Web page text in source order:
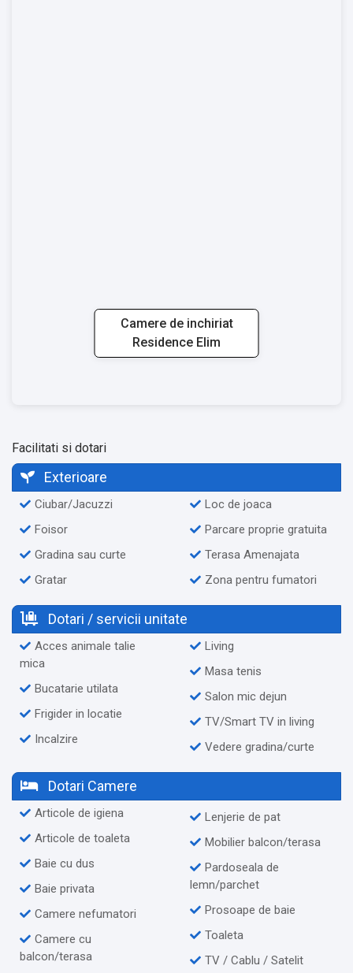
Camere de inchiriat
Residence Elim
Facilitati si dotari
Exterioare
Ciubar/Jacuzzi
Foisor
Gradina sau curte
Gratar
Loc de joaca
Parcare proprie gratuita
Terasa Amenajata
Zona pentru fumatori
Dotari / servicii unitate
Acces animale talie
mica
Bucatarie utilata
Frigider in locatie
Incalzire
Living
Masa tenis
Salon mic dejun
TV/Smart TV in living
Vedere gradina/curte
Dotari Camere
Articole de igiena
Articole de toaleta
Baie cu dus
Baie privata
Camere nefumatori
Camere cu
balcon/terasa
Lenjerie de pat
Mobilier balcon/terasa
Pardoseala de
lemn/parchet
Prosoape de baie
Toaleta
TV / Cablu / Satelit